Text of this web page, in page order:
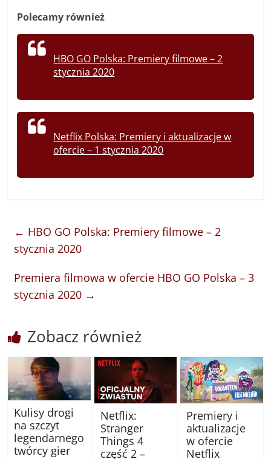
Polecamy również
HBO GO Polska: Premiery filmowe – 2
stycznia 2020
Netflix Polska: Premiery i aktualizacje w
ofercie – 1 stycznia 2020
← HBO GO Polska: Premiery filmowe – 2
stycznia 2020
Premiera filmowa w ofercie HBO GO Polska – 3
stycznia 2020 →
Zobacz również
Kulisy drogi
na szczyt
legendarnego
twórcy gier
Netflix:
Stranger
Things 4
część 2 –
Premiery i
aktualizacje
w ofercie
Netflix